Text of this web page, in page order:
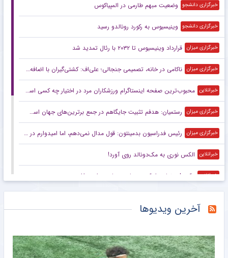
خبرگزاری دانشجو وضعیت مبهم طارمی در المپیاکوس
خبرگزاری دانشجو وینیسیوس به رکورد رونالدو رسید
خبرگزاری میزان قرارداد وینیسیوس تا ۲۰۳۲ با رئال‌ تمدید شد
خبرگزاری میزان ناکامی در خانه، تصمیمی جنجالی؛ علی‌اف: کشتی‌گیران با اضافه‌وزن از تیم ملی اخراج می‌شوند!
خبرانلاین محبوب‌ترین صفحه اینستاگرام ورزشکاران مرد در اختیار چه کسی است؟
خبرگزاری میزان رستمیان: هدفم تثبیت جایگاهم در جمع برترین‌های جهان است/ برای درخشش در هر دو ماده آماده می‌شوم
خبرگزاری میزان رئیس فدراسیون بدمینتون: قول مدال نمی‌دهم، اما امیدوارم در ناگویا و داکار اتفاقات خوبی بیفتد/ هدف اصلی ما کسب سهمیه المپیک لس‌آنجلس است
خبرانلاین الکس نوری به مک‌دونالد روی آورد!
خبرانلاین عکس| رونمایی از کیت زیبای رم با چهره‌ای جذاب
خبرورزشی تونل زمان| تیم ملی با گل‌های علی دایی روی سکو رفت/ زخم کاری ایران بر پیکر بحرین
آخرین ویدیوها